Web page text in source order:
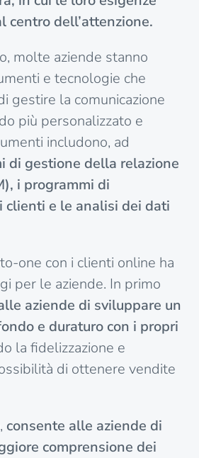
centro dell’attenzione.
molte aziende stanno
e tecnologie che
gestire la comunicazione
più personalizzato e
includono, ad
di gestione della relazione
i programmi di
clienti e le analisi dei dati
one con i clienti online ha
per le aziende. In primo
aziende di sviluppare un
e duraturo con i propri
la fidelizzazione e
di ottenere vendite
consente alle aziende di
comprensione dei